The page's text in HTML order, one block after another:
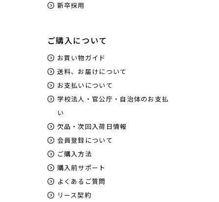
新卒採用
ご購入について
お買い物ガイド
送料、お届けについて
お支払いについて
学校法人・官公庁・自治体のお支払
い
欠品・次回入荷日情報
会員登録について
ご購入方法
購入前サポート
よくあるご質問
リース契約